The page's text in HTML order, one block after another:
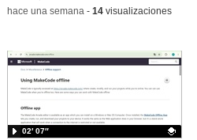
-hace una semana - 14visualizaciones
02′ 07″